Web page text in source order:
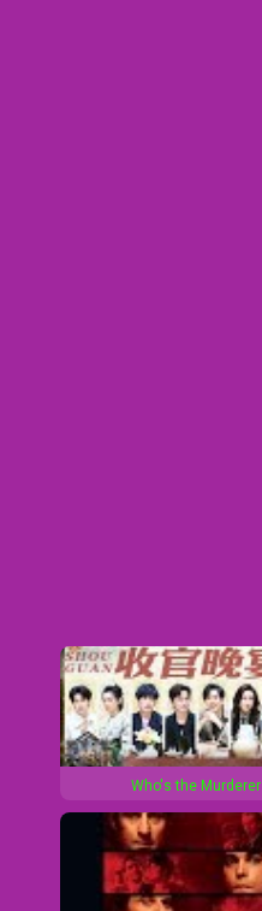
Who's the Murderer